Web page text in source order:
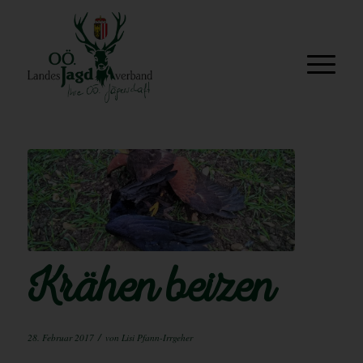
Krähen beizen
28. Februar 2017 / von Lisi Pfann-Irrgeher